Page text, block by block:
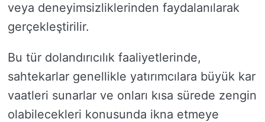
veya deneyimsizliklerinden faydalanılarak
gerçekleştirilir.
Bu tür dolandırıcılık faaliyetlerinde,
sahtekarlar genellikle yatırımcılara büyük kar
vaatleri sunarlar ve onları kısa sürede zengin
olabilecekleri konusunda ikna etmeye